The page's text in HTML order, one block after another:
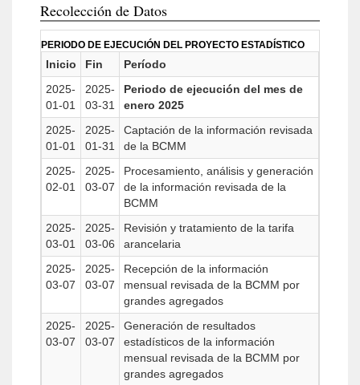
Recolección de Datos
PERIODO DE EJECUCIÓN DEL PROYECTO ESTADÍSTICO
Inicio Fin
Período
2025-
01-01
2025-
03-31
Periodo de ejecución del mes de
enero 2025
2025-
01-01
2025-
01-31
Captación de la información revisada
de la BCMM
2025-
02-01
2025-
03-07
Procesamiento, análisis y generación
de la información revisada de la
BCMM
2025-
03-01
2025-
03-06
Revisión y tratamiento de la tarifa
arancelaria
2025-
03-07
2025-
03-07
Recepción de la información
mensual revisada de la BCMM por
grandes agregados
2025-
03-07
2025-
03-07
Generación de resultados
estadísticos de la información
mensual revisada de la BCMM por
grandes agregados